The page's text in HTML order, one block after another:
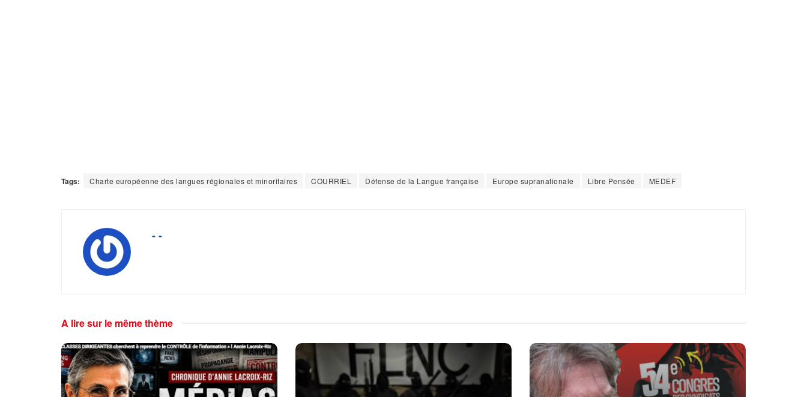
Tags: Charte européenne des langues régionales et minoritaires COURRIEL Défense de la Langue française Europe supranationale Libre Pensée MEDEF
- -
A lire sur le même thème